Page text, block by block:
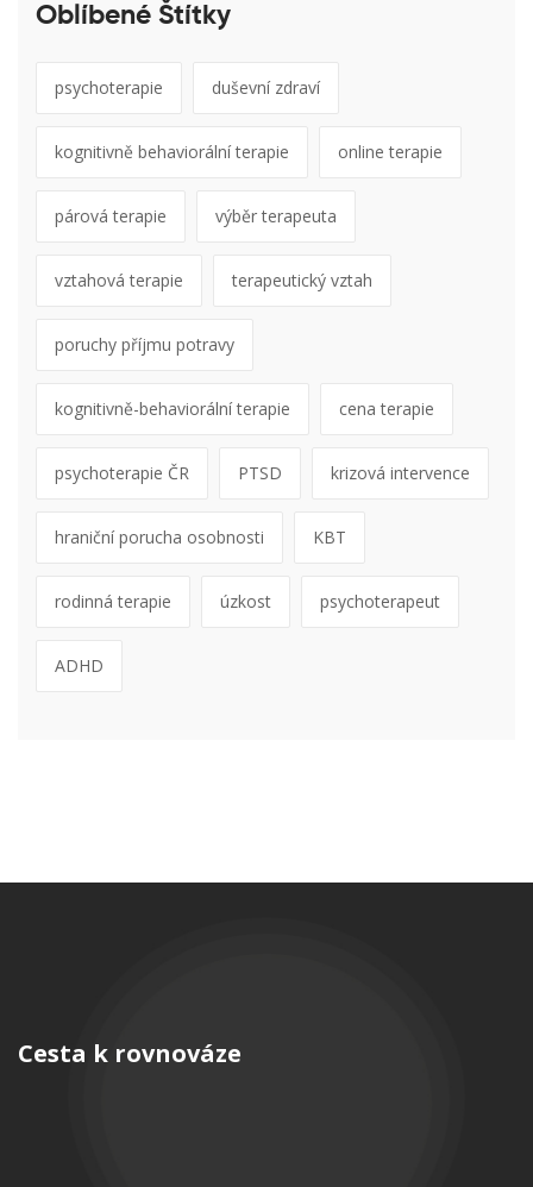
Oblíbené Štítky
psychoterapie duševní zdraví
kognitivně behaviorální terapie online terapie
párová terapie výběr terapeuta
vztahová terapie terapeutický vztah
poruchy příjmu potravy
kognitivně-behaviorální terapie cena terapie
psychoterapie ČR PTSD krizová intervence
hraniční porucha osobnosti KBT
rodinná terapie úzkost psychoterapeut
ADHD
Cesta k rovnováze